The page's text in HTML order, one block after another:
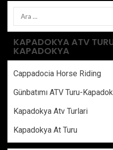
KAPADOKYA ATV
KAPADOKYA
Cappadocia Horse Riding
Günbatımı ATV Turu-
Kapadokya Atv Turlari
Kapadokya At Turu